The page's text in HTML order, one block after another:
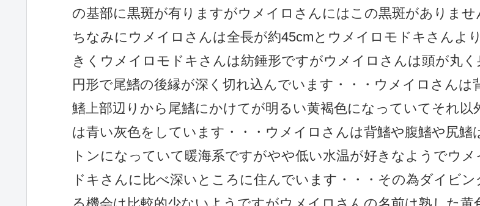
の基部に黒斑が有りますがウメイロさんにはこの黒斑がありませ
ちなみにウメイロさんは全長が約45cmとウメイロモドキさんよ
きくウメイロモドキさんは紡錘形ですがウメイロさんは頭が丸く
円形で尾鰭の後縁が深く切れ込んでいます・・・ウメイロさんは
鰭上部辺りから尾鰭にかけてが明るい黄褐色になっていてそれ以
は青い灰色をしています・・・ウメイロさんは背鰭や腹鰭や尻鰭
トンになっていて暖海系ですがやや低い水温が好きなようでウメ
ドキさんに比べ深いところに住んでいます・・・その為ダイビン